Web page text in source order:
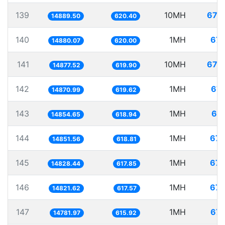
139 14889.50 620.40 10MH
140 14880.07 620.00 1MH
141 14877.52 619.90 10MH
142 14870.99 619.62 1MH
143 14854.65 618.94 1MH
144 14851.56 618.81 1MH
145 14828.44 617.85 1MH
146 14821.62 617.57 1MH
147 14781.97 615.92 1MH